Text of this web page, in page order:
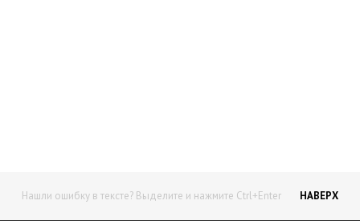
Нашли ошибку в тексте? Выделите и нажмите Ctrl+Enter НАВЕРХ